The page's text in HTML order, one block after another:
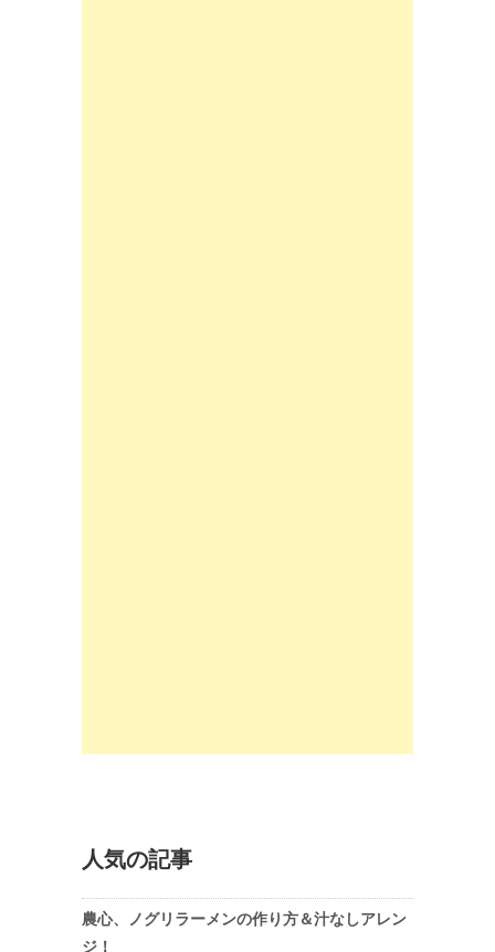
人気の記事
農心、ノグリラーメンの作り方＆汁なしアレン
ジ！